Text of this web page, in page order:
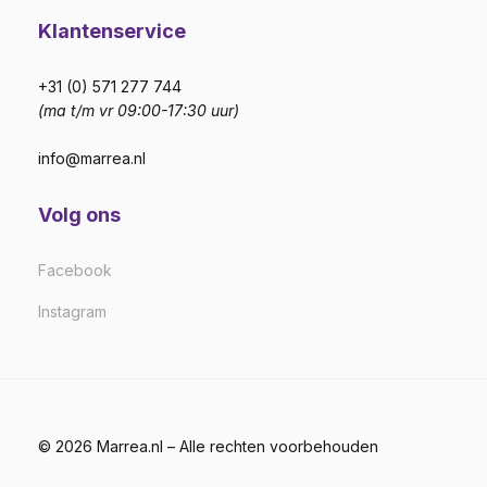
Klantenservice
+31 (0) 571 277 744
(ma t/m vr 09:00-17:30 uur)
info@marrea.nl
Volg ons
Facebook
Instagram
© 2026 Marrea.nl – Alle rechten voorbehouden